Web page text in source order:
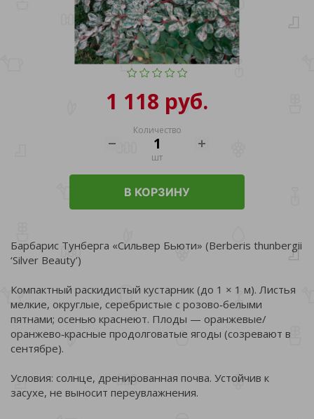
1 118 руб.
Количество
шт
В КОРЗИНУ
Барбарис Тунберга «Сильвер Бьюти» (Berberis thunbergii
‘Silver Beauty’)
Компактный раскидистый кустарник (до 1 × 1 м). Листья
мелкие, округлые, серебристые с розово‑белыми
пятнами; осенью краснеют. Плоды — оранжевые/
оранжево‑красные продолговатые ягоды (созревают в
сентябре).
Условия: солнце, дренированная почва. Устойчив к
засухе, не выносит переувлажнения.